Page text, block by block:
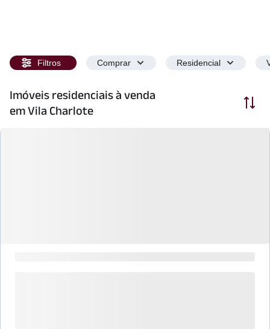
Filtros Comprar Residencial
Imóveis residenciais à venda
em Vila Charlote
Ordenar